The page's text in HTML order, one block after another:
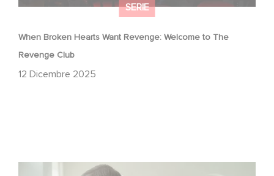
SERIE
When Broken Hearts Want Revenge: Welcome to The
Revenge Club
12 Dicembre 2025
Between power, secrets, and manipulation, discover